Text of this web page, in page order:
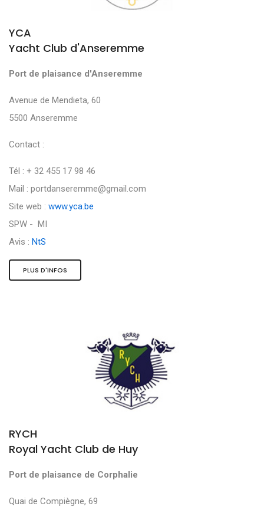
YCA
Yacht Club d'Anseremme
Port de plaisance d'Anseremme
Avenue de Mendieta, 60
5500 Anseremme
Contact :
Tél : + 32 455 17 98 46
Mail : portdanseremme@gmail.com
Site web : www.yca.be
SPW - MI
Avis : NtS
PLUS D'INFOS
RYCH
Royal Yacht Club de Huy
Port de plaisance de Corphalie
Quai de Compiègne, 69